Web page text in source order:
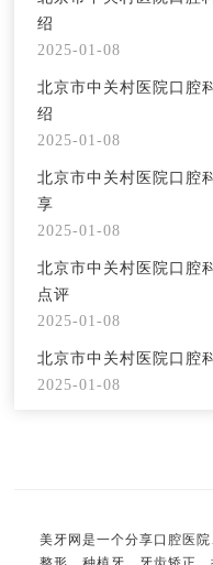
绍
2025-01-08
北京市中关村医院口腔
绍
2025-01-08
北京市中关村医院口腔
享
2025-01-08
北京市中关村医院口腔
点评
2025-01-08
北京市中关村医院口腔
2025-01-08
美牙网是一个分享口腔医